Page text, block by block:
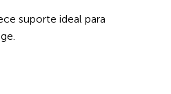
suporte ideal para